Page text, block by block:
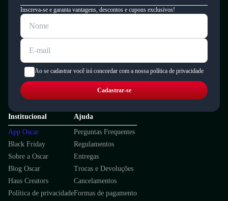
Inscreva-se e garanta vantagens, descontos e cupons exclusivos!
Ao se cadastrar você irá concordar com a nossa política de privacidade
Cadastrar-se
Institucional
App Oscar
Black Friday
Sobre a Oscar
Blog Oscar
Haus Creators
Política de privacidade
Ajuda
Perguntas Frequentes
Regulamentos
Entregas
Trocas e Devoluções
Cancelamentos
Formas de pagamento